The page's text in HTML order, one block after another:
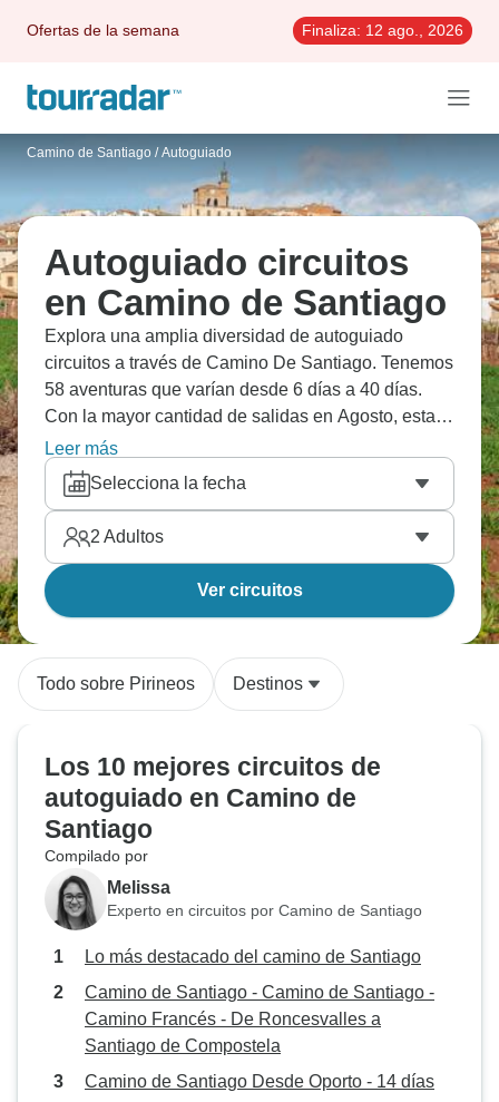
Ofertas de la semana Finaliza: 12 ago., 2026
Camino de Santiago / Autoguiado
Autoguiado circuitos
en Camino de Santiago
Explora una amplia diversidad de autoguiado
circuitos a través de Camino De Santiago. Tenemos
58 aventuras que varían desde 6 días a 40 días.
Con la mayor cantidad de salidas en Agosto, esta
es también la época más popular del año.
Leer más
Selecciona la fecha
2 Adultos
Ver circuitos
Todo sobre Pirineos Destinos
Los 10 mejores circuitos de
autoguiado en Camino de
Santiago
Compilado por
Melissa
Experto en circuitos por Camino de Santiago
Lo más destacado del camino de Santiago
Camino de Santiago - Camino de Santiago -
Camino Francés - De Roncesvalles a
Santiago de Compostela
Camino de Santiago Desde Oporto - 14 días